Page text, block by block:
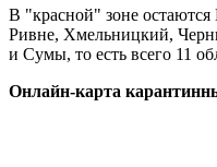
В "красной" зоне
Ривне, Хмельницкий,
и Сумы, то есть всего 11
Онлайн-карта